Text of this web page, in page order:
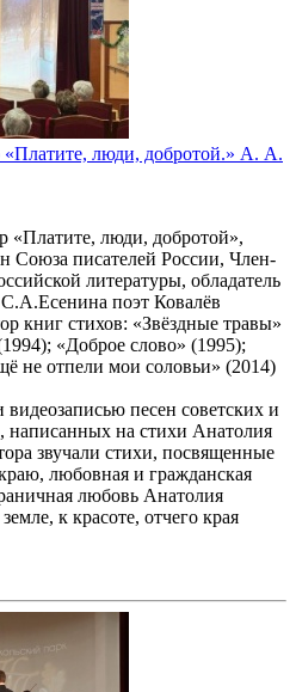
«Платите, люди, добротой.» А. А.
«Платите, люди, добротой»,
Союза писателей России, Член-
литературы, обладатель
поэт Ковалёв
книг стихов: «Звёздные травы»
«Доброе слово» (1995);
не отпели мои соловьи» (2014)
песен советских и
написанных на стихи Анатолия
звучали стихи, посвященные
любовная и гражданская
любовь Анатолия
к красоте, отчего края